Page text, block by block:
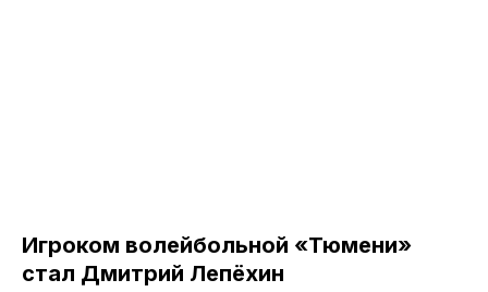
Игроком волейбольной «Тюмени»
стал Дмитрий Лепёхин